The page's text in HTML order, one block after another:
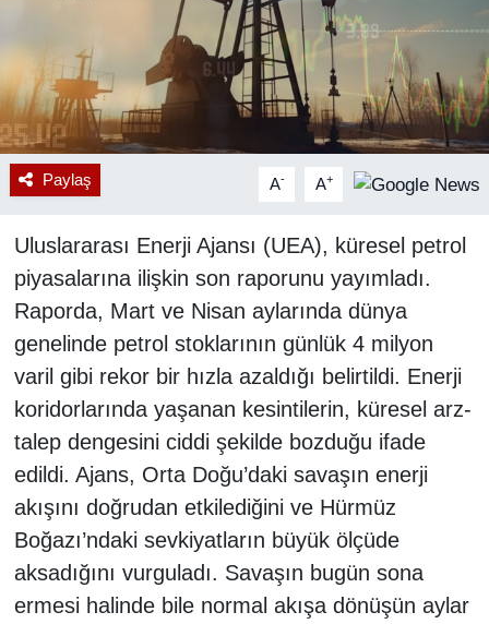
Paylaş A- A+
Uluslararası Enerji Ajansı (UEA), küresel petrol
piyasalarına ilişkin son raporunu yayımladı.
Raporda, Mart ve Nisan aylarında dünya
genelinde petrol stoklarının günlük 4 milyon
varil gibi rekor bir hızla azaldığı belirtildi. Enerji
koridorlarında yaşanan kesintilerin, küresel arz-
talep dengesini ciddi şekilde bozduğu ifade
edildi. Ajans, Orta Doğu’daki savaşın enerji
akışını doğrudan etkilediğini ve Hürmüz
Boğazı’ndaki sevkiyatların büyük ölçüde
aksadığını vurguladı. Savaşın bugün sona
ermesi halinde bile normal akışa dönüşün aylar